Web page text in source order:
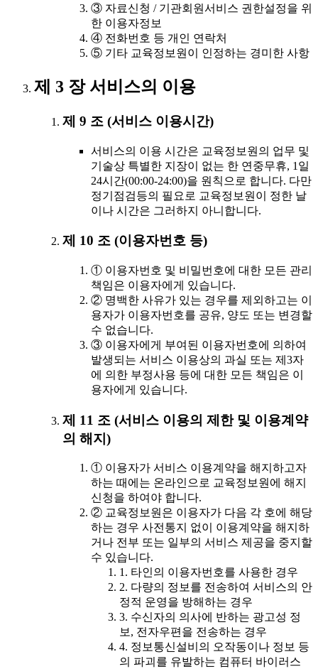
③ 자료신청 / 기관회원서비스 권한설정을 위
한 이용자정보
④ 전화번호 등 개인 연락처
⑤ 기타 교육정보원이 인정하는 경미한 사항
제 3 장 서비스의 이용
제 9 조 (서비스 이용시간)
서비스의 이용 시간은 교육정보원의 업무 및
기술상 특별한 지장이 없는 한 연중무휴, 1일
24시간(00:00-24:00)을 원칙으로 합니다. 다만
정기점검등의 필요로 교육정보원이 정한 날
이나 시간은 그러하지 아니합니다.
제 10 조 (이용자번호 등)
① 이용자번호 및 비밀번호에 대한 모든 관리
책임은 이용자에게 있습니다.
② 명백한 사유가 있는 경우를 제외하고는 이
용자가 이용자번호를 공유, 양도 또는 변경할
수 없습니다.
③ 이용자에게 부여된 이용자번호에 의하여
발생되는 서비스 이용상의 과실 또는 제3자
에 의한 부정사용 등에 대한 모든 책임은 이
용자에게 있습니다.
제 11 조 (서비스 이용의 제한 및 이용계약
의 해지)
① 이용자가 서비스 이용계약을 해지하고자
하는 때에는 온라인으로 교육정보원에 해지
신청을 하여야 합니다.
② 교육정보원은 이용자가 다음 각 호에 해당
하는 경우 사전통지 없이 이용계약을 해지하
거나 전부 또는 일부의 서비스 제공을 중지할
수 있습니다.
1. 타인의 이용자번호를 사용한 경우
2. 다량의 정보를 전송하여 서비스의 안
정적 운영을 방해하는 경우
3. 수신자의 의사에 반하는 광고성 정
보, 전자우편을 전송하는 경우
4. 정보통신설비의 오작동이나 정보 등
의 파괴를 유발하는 컴퓨터 바이러스